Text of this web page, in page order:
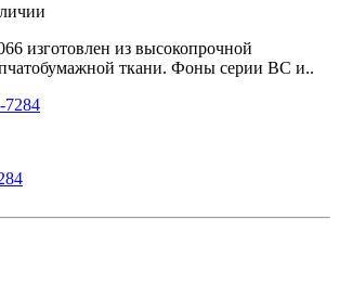
изготовлен из высокопрочной
ткани. Фоны серии BC и..